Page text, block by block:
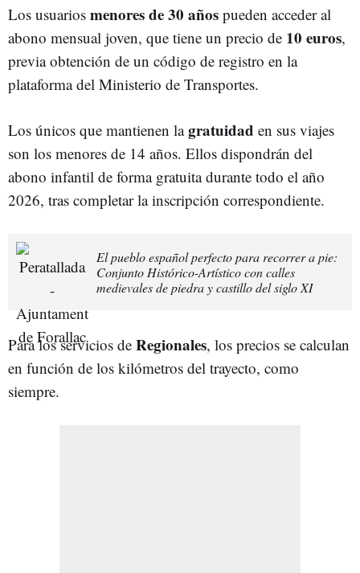
Los usuarios menores de 30 años pueden acceder al
abono mensual joven, que tiene un precio de 10 euros,
previa obtención de un código de registro en la
plataforma del Ministerio de Transportes.
Los únicos que mantienen lagratuidad en sus viajes
son los menores de 14 años. Ellos dispondrán del
abono infantil de forma gratuita durante todo el año
2026, tras completar la inscripción correspondiente.
El pueblo español perfecto para recorrer a pie:
Conjunto Histórico-Artístico con calles
medievales de piedra y castillo del siglo XI
Para los servicios de Regionales, los precios se calculan
en función de los kilómetros del trayecto, como
siempre.